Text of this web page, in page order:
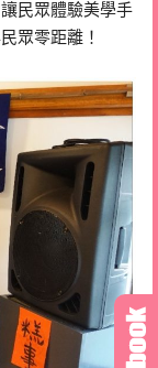
民眾體驗美學手
眾零距離！